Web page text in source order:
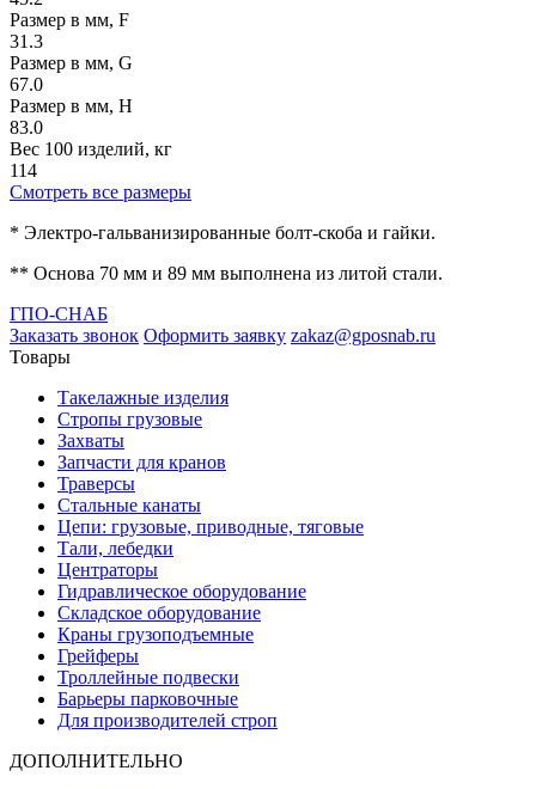
Размер в мм, F
31.3
Размер в мм, G
67.0
Размер в мм, H
83.0
Вес 100 изделий, кг
114
Смотреть все размеры
* Электро-гальванизированные болт-скоба и гайки.
** Основа 70 мм и 89 мм выполнена из литой стали.
ГПО-СНАБ
Заказать звонок Оформить заявку zakaz@gposnab.ru
Товары
Такелажные изделия
Стропы грузовые
Захваты
Запчасти для кранов
Траверсы
Стальные канаты
Цепи: грузовые, приводные, тяговые
Тали, лебедки
Центраторы
Гидравлическое оборудование
Складское оборудование
Краны грузоподъемные
Грейферы
Троллейные подвески
Барьеры парковочные
Для производителей строп
ДОПОЛНИТЕЛЬНО